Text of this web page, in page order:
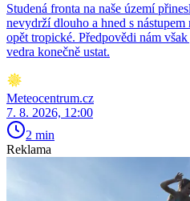
Studená fronta na naše území
nevydrží dlouho a hned s
opět tropické. Předpovědi nám
vedra konečně ustat.
Meteocentrum.cz
7. 8. 2026, 12:00
2 min
Reklama